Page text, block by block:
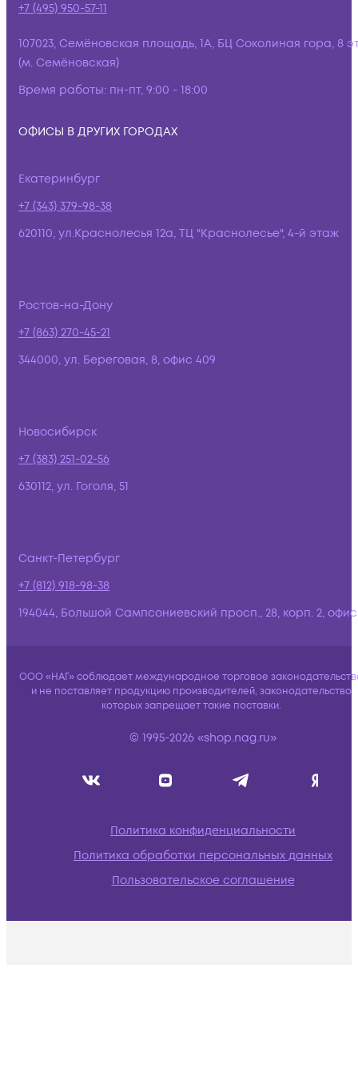
+7 (495) 950-57-11
107023, Семёновская площадь, 1А, БЦ Соколиная гора, 8
(м. Семёновская)
Время работы: пн-пт, 9:00 - 18:00
ОФИСЫ В ДРУГИХ ГОРОДАХ
Екатеринбург
+7 (343) 379-98-38
620110, ул.Краснолесья 12а, ТЦ "Краснолесье", 4-й этаж
Ростов-на-Дону
+7 (863) 270-45-21
344000, ул. Береговая, 8, офис 409
Новосибирск
+7 (383) 251-02-56
630112, ул. Гоголя, 51
Санкт-Петербург
+7 (812) 918-98-38
194044, Большой Сампсониевский просп., 28, корп. 2,
ООО «НАГ» соблюдает международное торговое
и не поставляет продукцию производителей, законодательство
которых запрещает такие поставки.
© 1995-2026 «shop.nag.ru»
Политика конфиденциальности
Политика обработки персональных данных
Пользовательское соглашение